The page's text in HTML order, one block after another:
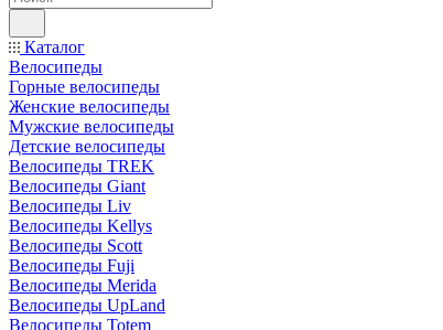
Каталог
Велосипеды
Горные велосипеды
Женские велосипеды
Мужские велосипеды
Детские велосипеды
Велосипеды TREK
Велосипеды Giant
Велосипеды Liv
Велосипеды Kellys
Велосипеды Scott
Велосипеды Fuji
Велосипеды Merida
Велосипеды UpLand
Велосипеды Totem